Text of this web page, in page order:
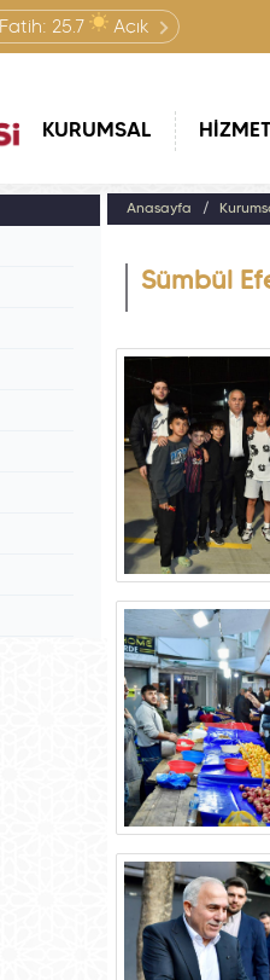
Fatih: 25.7 Açık
KURUMSAL
Anasayfa
Sümbül